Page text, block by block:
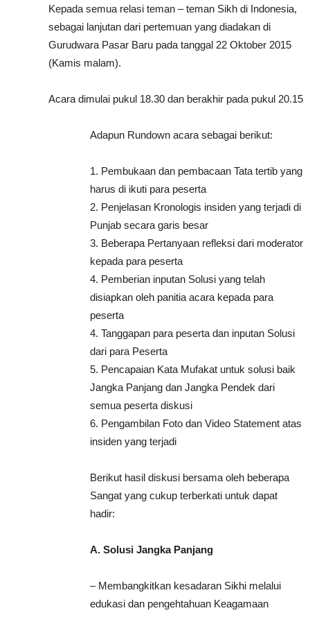
Kepada semua relasi teman – teman Sikh di Indonesia,
sebagai lanjutan dari pertemuan yang diadakan di
Gurudwara Pasar Baru pada tanggal 22 Oktober 2015
(Kamis malam).
Acara dimulai pukul 18.30 dan berakhir pada pukul 20.15
Adapun Rundown acara sebagai berikut:
1. Pembukaan dan pembacaan Tata tertib yang
harus di ikuti para peserta
2. Penjelasan Kronologis insiden yang terjadi di
Punjab secara garis besar
3. Beberapa Pertanyaan refleksi dari moderator
kepada para peserta
4. Pemberian inputan Solusi yang telah
disiapkan oleh panitia acara kepada para
peserta
4. Tanggapan para peserta dan inputan Solusi
dari para Peserta
5. Pencapaian Kata Mufakat untuk solusi baik
Jangka Panjang dan Jangka Pendek dari
semua peserta diskusi
6. Pengambilan Foto dan Video Statement atas
insiden yang terjadi
Berikut hasil diskusi bersama oleh beberapa
Sangat yang cukup terberkati untuk dapat
hadir:
A. Solusi Jangka Panjang
– Membangkitkan kesadaran Sikhi melalui
edukasi dan pengehtahuan Keagamaan